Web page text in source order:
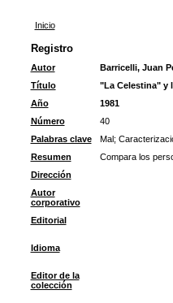
Inicio
Registro
Autor
Barricelli, Juan
Título
"La Celestina" y
Año
1981
Número
40
Palabras clave
Mal;
Resumen
Compara los
Dirección
Autor
corporativo
Editorial
Idioma
Editor de la
colección